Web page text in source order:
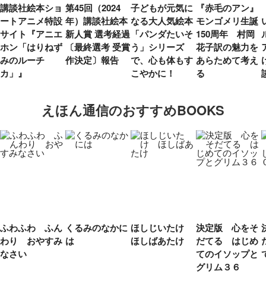
講談社絵本ショ
ートアニメ特設
サイト『アニエ
ホン「はりねず
みのルーチ
カ」』
第45回（2024
年）講談社絵本
新人賞 選考経過
〔最終選考 受賞
作決定〕報告
子どもが元気に
なる大人気絵本
「パンダたいそ
う」シリーズ
で、心も体もす
こやかに！
『赤毛のアン』
モンゴメリ生誕
150周年 村岡
花子訳の魅力を
あらためて考え
る
えほん通信のおすすめBOOKS
ふわふわ ふん
わり おやすみ
なさい
くるみのなかに
は
ほしじいたけ
ほしばあたけ
決定版 心をそ
だてる はじめ
てのイソップと
グリム３６